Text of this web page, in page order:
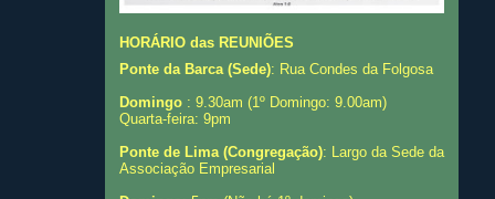
HORÁRIO das REUNIÕES
Ponte da Barca (Sede): Rua Condes da Folgosa
Domingo: 9.30am (1º Domingo: 9.00am)
Quarta-feira: 9pm
Ponte de Lima (Congregação): Largo da Sede da
Associação Empresarial